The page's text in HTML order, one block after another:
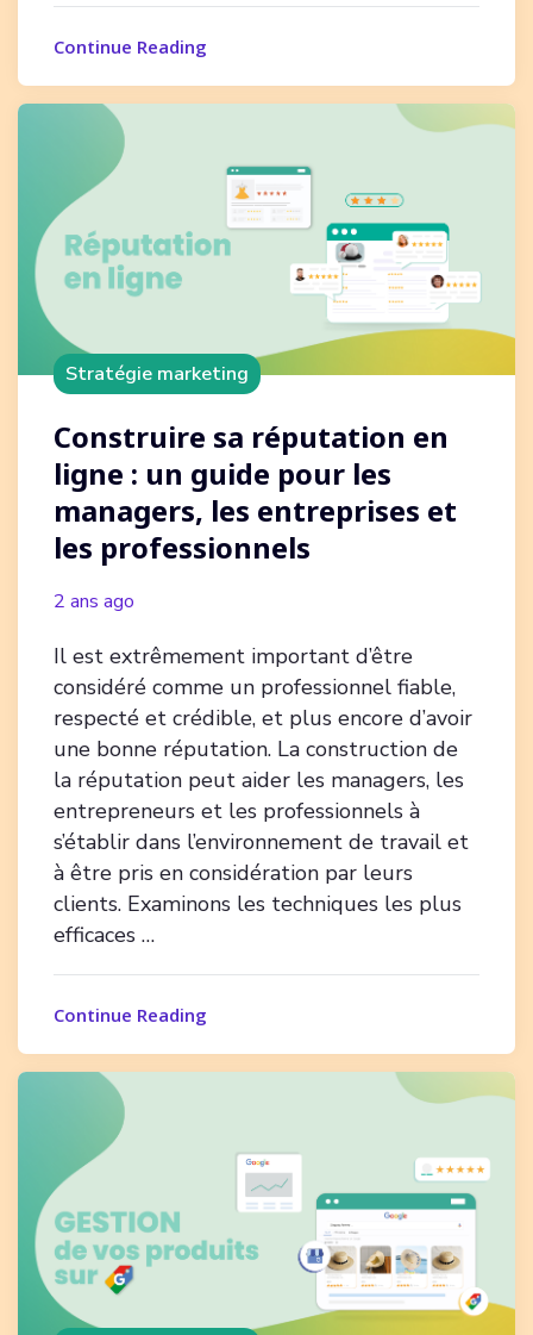
Continue Reading
Stratégie marketing
Construire sa réputation en
ligne : un guide pour les
managers, les entreprises et
les professionnels
2 ans ago
Il est extrêmement important d’être
considéré comme un professionnel fiable,
respecté et crédible, et plus encore d’avoir
une bonne réputation. La construction de
la réputation peut aider les managers, les
entrepreneurs et les professionnels à
s’établir dans l’environnement de travail et
à être pris en considération par leurs
clients. Examinons les techniques les plus
efficaces …
Continue Reading